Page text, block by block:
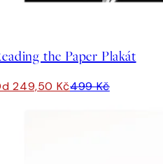
the Paper Plakát
249,50 Kč499 Kč